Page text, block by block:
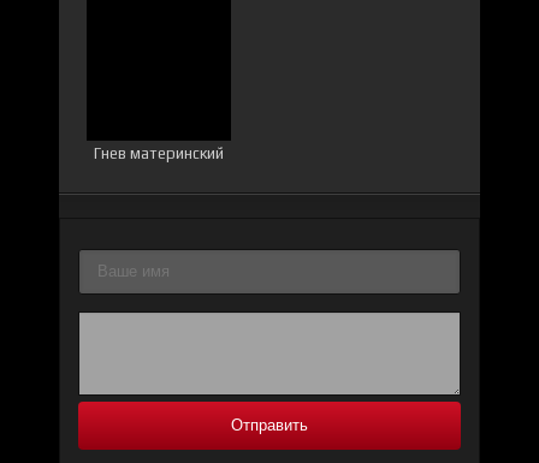
Гнев материнский
Отправить